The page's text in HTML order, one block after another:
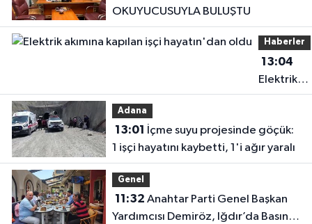
OKUYUCUSUYLA BULUŞTU
Haberler
13:04
Elektrik
akımına
oldu
Adana
13:01
1 işçi hayatını kaybetti, 1'i ağır yaralı
Genel
11:32
Yardımcısı Demiröz, Iğdır’da Basın